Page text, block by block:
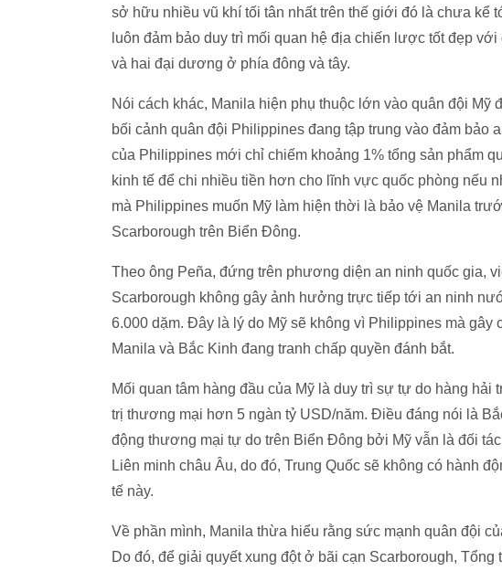
sở hữu nhiều vũ khí tối tân nhất trên thế giới đó là chưa kể
luôn đảm bảo duy trì mối quan hệ địa chiến lược tốt đẹp
và hai đại dương ở phía đông và tây.
Nói cách khác, Manila hiện phụ thuộc lớn vào quân đội Mỹ
bối cảnh quân đội Philippines đang tập trung vào đảm bảo
của Philippines mới chỉ chiếm khoảng 1% tổng sản phẩm
kinh tế để chi nhiều tiền hơn cho lĩnh vực quốc phòng nếu
mà Philippines muốn Mỹ làm hiện thời là bảo vệ Manila
Scarborough trên Biển Đông.
Theo ông Peña, đứng trên phương diện an ninh quốc gia,
Scarborough không gây ảnh hưởng trực tiếp tới an ninh
6.000 dặm. Đây là lý do Mỹ sẽ không vì Philippines mà
Manila và Bắc Kinh đang tranh chấp quyền đánh bắt.
Mối quan tâm hàng đầu của Mỹ là duy trì sự tự do hàng
trị thương mại hơn 5 ngàn tỷ USD/năm. Điều đáng nói là
động thương mại tự do trên Biển Đông bởi Mỹ vẫn là đối
Liên minh châu Âu, do đó, Trung Quốc sẽ không có hành
tế này.
Về phần mình, Manila thừa hiểu rằng sức mạnh quân đội
Do đó, để giải quyết xung đột ở bãi cạn Scarborough,